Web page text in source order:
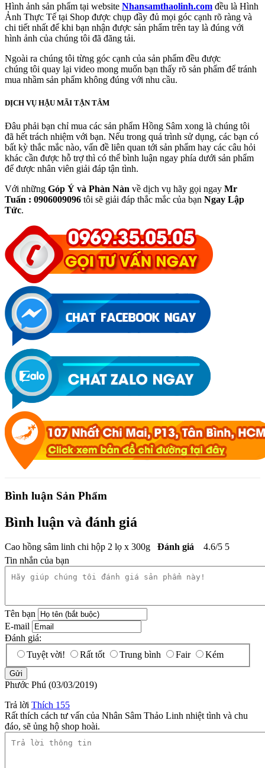
Hình ảnh sản phẩm tại website Nhansamthaolinh.com đều là Hình
Ảnh Thực Tế tại Shop được chụp đầy đủ mọi góc cạnh rõ ràng và
chi tiết nhất để khi bạn nhận được sản phẩm trên tay là đúng với
hình ảnh của chúng tôi đã đăng tải.
Ngoài ra chúng tôi từng góc cạnh của sản phẩm đều được
chúng tôi quay lại video mong muốn bạn thấy rõ sản phẩm để tránh
mua nhầm sản phẩm không đúng với nhu cầu.
DỊCH VỤ HẬU MÃI TẬN TÂM
Đâu phải bạn chỉ mua các sản phẩm Hồng Sâm xong là chúng tôi
đã hết trách nhiệm với bạn. Nếu trong quá trình sử dụng, các bạn có
bất kỳ thắc mắc nào, vấn đề liên quan tới sản phẩm hay các câu hỏi
khác cần được hỗ trợ thì có thể bình luận ngay phía dưới sản phẩm
để được nhân viên giải đáp tận tình.
Với những Góp Ý và Phàn Nàn về dịch vụ hãy gọi ngay Mr
Tuấn : 0906009096 tôi sẽ giải đáp thắc mắc của bạn Ngay Lập
Tức.
Bình luận Sản Phẩm
Bình luận và đánh giá
Cao hồng sâm linh chi hộp 2 lọ x 300g Đánh giá 4.6/5 5
Tin nhắn của bạn
Tên bạn
E-mail
Đánh giá:
Tuyệt vời!
Rất tốt Trung bình Fair Kém
Phước Phú (03/03/2019)
Trả lời Thích 155
Rất thích cách tư vấn của Nhân Sâm Thảo Linh nhiệt tình và chu
đáo, sẽ ủng hộ shop hoài.